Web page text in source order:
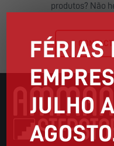
produtos? Não
FÉRIAS
JULHO